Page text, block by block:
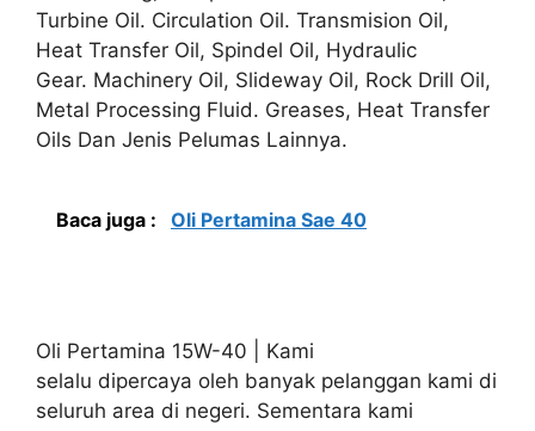
Turbine Oil. Circulation Oil. Transmision Oil,
Heat Transfer Oil, Spindel Oil, Hydraulic
Gear. Machinery Oil, Slideway Oil, Rock Drill Oil,
Metal Processing Fluid. Greases, Heat Transfer
Oils Dan Jenis Pelumas Lainnya.
Baca juga : Oli Pertamina Sae 40
Oli Pertamina 15W-40 | Kami
selalu dipercaya oleh banyak pelanggan kami di
seluruh area di negeri. Sementara kami